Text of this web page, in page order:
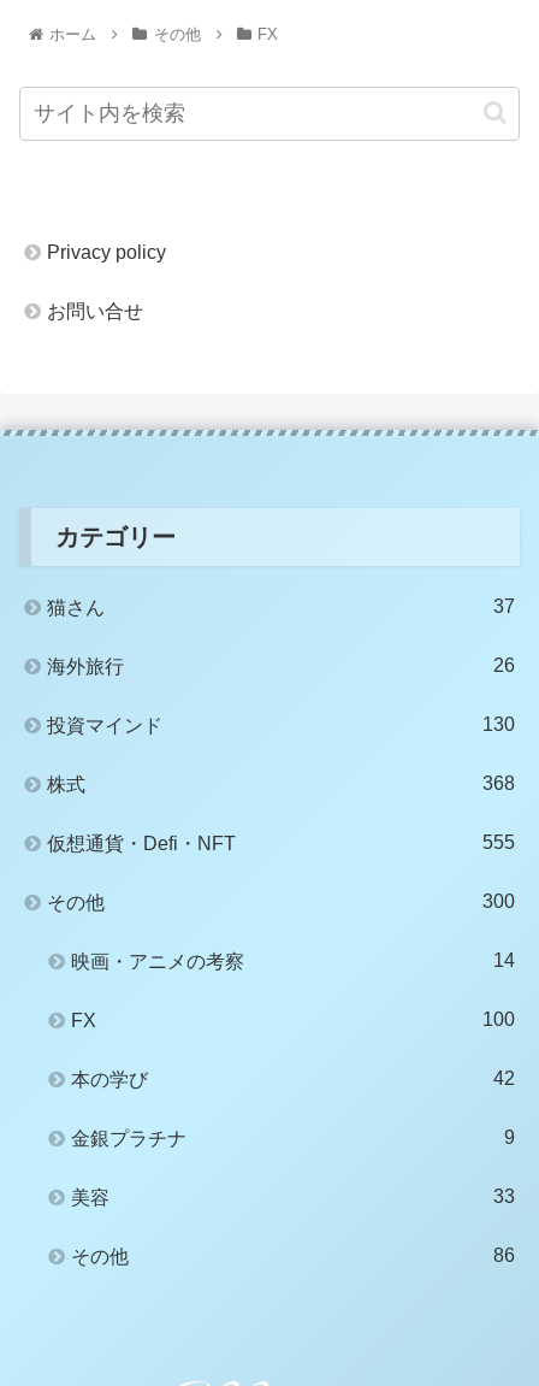
ホーム その他 FX
Privacy policy
お問い合せ
カテゴリー
猫さん 37
海外旅行 26
投資マインド 130
株式 368
仮想通貨・Defi・NFT 555
その他 300
映画・アニメの考察 14
FX 100
本の学び 42
金銀プラチナ 9
美容 33
その他 86